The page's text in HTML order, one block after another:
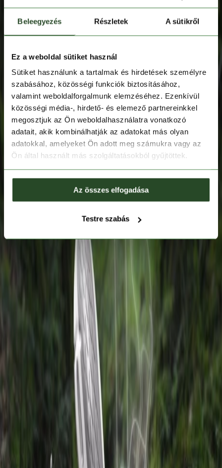
Beleegyezés Részletek A sütikről
Ez a weboldal sütiket használ
Sütiket használunk a tartalmak és hirdetések személyre
szabásához, közösségi funkciók biztosításához,
valamint weboldalforgalmunk elemzéséhez. Ezenkívül
közösségi média-, hirdető- és elemező partnereinkkel
megosztjuk az Ön weboldalhasználatra vonatkozó
adatait, akik kombinálhatják az adatokat más olyan
adatokkal, amelyeket Ön adott meg számukra vagy az
Ön által használt más szolgáltatásokból gyűjtöttek.
Az összes elfogadása
Testre szabás